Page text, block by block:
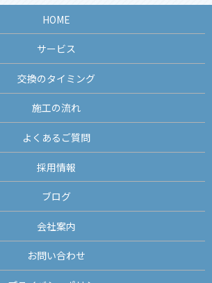
HOME
サービス
交換のタイミング
施工の流れ
よくあるご質問
採用情報
ブログ
会社案内
お問い合わせ